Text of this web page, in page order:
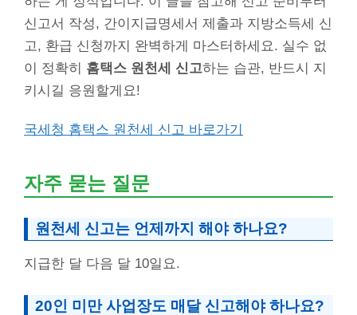
신고서 작성, 간이지급명세서 제출과 지방소득세 신
고, 환급 신청까지 완벽하게 마스터하세요. 실수 없
이 정확히 홈택스 원천세 신고하는 습관, 반드시 지
키시길 응원할게요!
국세청 홈택스 원천세 신고 바로가기
자주 묻는 질문
원천세 신고는 언제까지 해야 하나요?
지급한 달 다음 달 10일요.
20인 미만 사업장도 매달 신고해야 하나요?